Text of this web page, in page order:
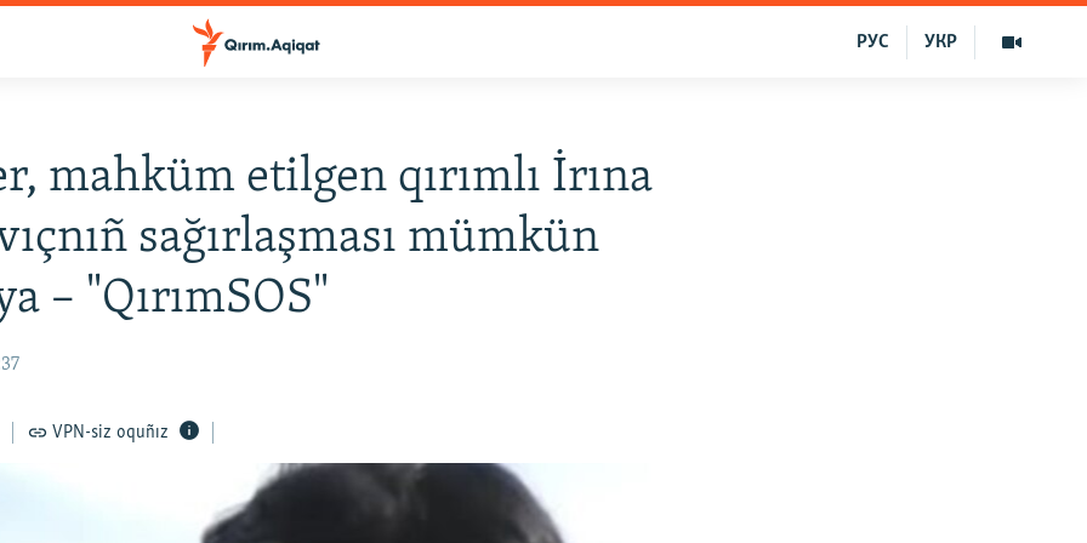
УКР
РУС
mahküm etilgen qırımlı İrına
sağırlaşması mümkün
– "QırımSOS"
VPN-siz oquñız